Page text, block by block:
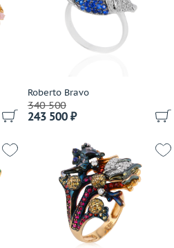
Roberto Bravo
340 500
243 500 ₽